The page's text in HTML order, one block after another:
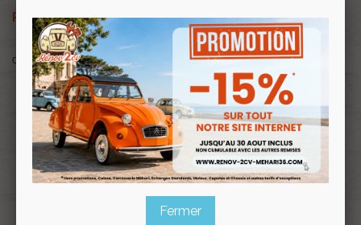
Prix clubRenov 2cv:459,00 €TTC
OU PAYER EN
Profitez de prix remisés
avec la Carte clubRenov 2cv
Souscrire
au clubRenov 2cv
Fermer